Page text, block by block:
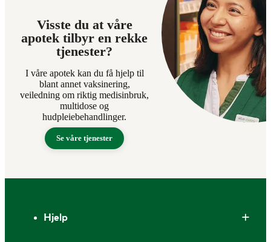
Visste du at våre
apotek tilbyr en rekke
tjenester?
I våre apotek kan du få hjelp til
blant annet vaksinering,
veiledning om riktig medisinbruk,
multidose og
hudpleiebehandlinger.
Se våre tjenester
Hjelp